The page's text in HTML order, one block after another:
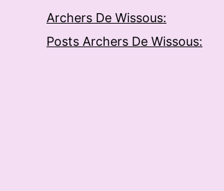
Archers De Wissous:
Posts Archers De Wissous: